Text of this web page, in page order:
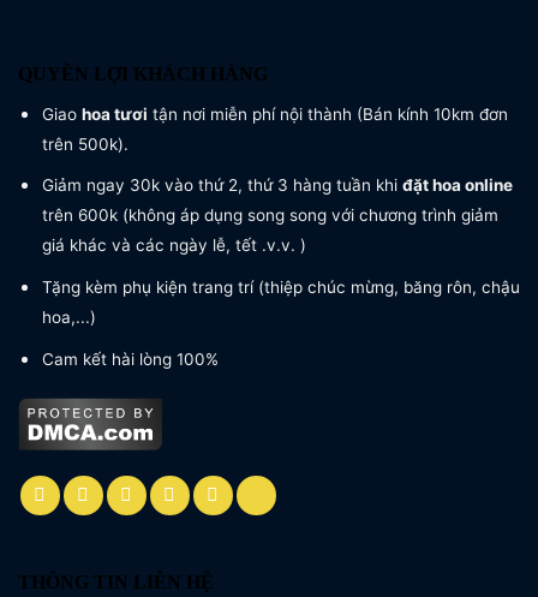
QUYỀN LỢI KHÁCH HÀNG
Giao hoa tươi tận nơi miễn phí nội thành (Bán kính 10km đơn
trên 500k).
Giảm ngay 30k vào thứ 2, thứ 3 hàng tuần khi đặt hoa online
trên 600k (không áp dụng song song với chương trình giảm
giá khác và các ngày lễ, tết .v.v. )
Tặng kèm phụ kiện trang trí (thiệp chúc mừng, băng rôn, chậu
hoa,...)
Cam kết hài lòng 100%
THÔNG TIN LIÊN HỆ